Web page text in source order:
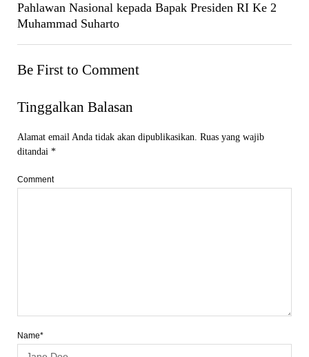
Pahlawan Nasional kepada Bapak Presiden RI Ke 2
Muhammad Suharto
Be First to Comment
Tinggalkan Balasan
Alamat email Anda tidak akan dipublikasikan. Ruas yang wajib
ditandai *
Comment
Name*